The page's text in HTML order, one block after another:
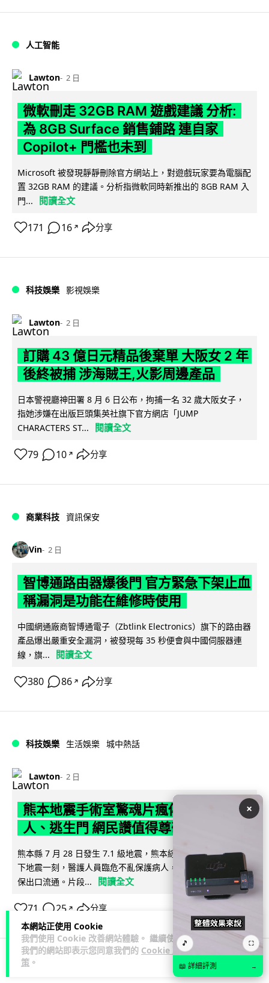
本網站正使用 Cookie
我們使用 Cookie 改善網站體驗。 繼續使用
我們的網站即表示您同意我們的 Cookie 政
策 。
人工智能
Lawton 2 日
微軟刪走 32GB RAM 遊戲建議 分析:
為 8GB Surface 銷售鋪路 連自家
Copilot+ 門檻也未到
Microsoft 被發現靜靜刪除官方網站上，對遊戲玩家要為電腦配
置 32GB RAM 的建議。分析指微軟同時新推出的 8GB RAM 入
門...
閱讀全文
171 16 ↗ 分享
科技娛樂 影視娛樂
Lawton 2 日
訂購 43 億日元精品後棄單 大阪女 2 年
後終被捕 涉海賊王,火影周邊產品
日本警視廳神田署 8 月 6 日公布，拘捕一名 32 歲大阪女子，
指她涉嫌在出版巨頭集英社旗下官方網店「JUMP
CHARACTERS ST...
閱讀全文
79 10 ↗ 分享
商業科技 資訊保安
Vin 2 日
智博通路由器爆後門 官方緊急下架止血
稱漏洞是功能在維修時使用
中國網通廠商智博通電子（Zbtlink Electronics）旗下的路由器
產品爆出嚴重安全漏洞，被發現每 35 秒便會與中國伺服器連
線，旗...
閱讀全文
380 86 ↗ 分享
科技娛樂 生活娛樂 城中熱話
Lawton 2 日
熊本地震手術室驚魂片瘋傳 醫護保護病
人、逃生門 網民讚值得尊敬
熊本縣 7 月 28 日發生 7.1 級地震，熊本綜合醫院手術室鏡頭拍
下地震一刻，醫護人員臨危不亂保護病人，更馬上開逃生門確
保出口流通。片段...
閱讀全文
71 25 ↗ 分享
科技娛樂
×
🎵 ⛶
📖 詳細評測 →